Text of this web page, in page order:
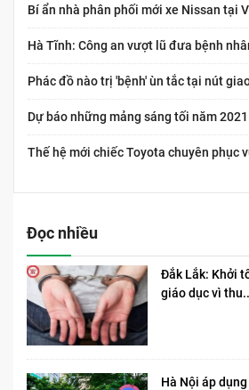
Bí ẩn nhà phân phối mới xe Nissan tại
Hà Tĩnh: Công an vượt lũ đưa bệnh
Phác đồ nào trị 'bệnh' ùn tắc tại nút
Dự báo những mảng sáng tối năm 2021
Thế hệ mới chiếc Toyota chuyên phục
Đọc nhiều
Đắk Lắk: Khởi
giáo dục vì
Hà Nội áp